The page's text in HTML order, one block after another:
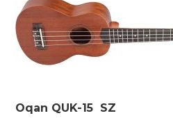
Oqan QUK-15 SZ